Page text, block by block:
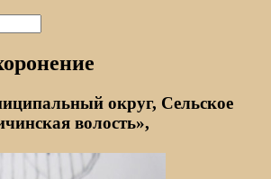
округ, Сельское
волость»,